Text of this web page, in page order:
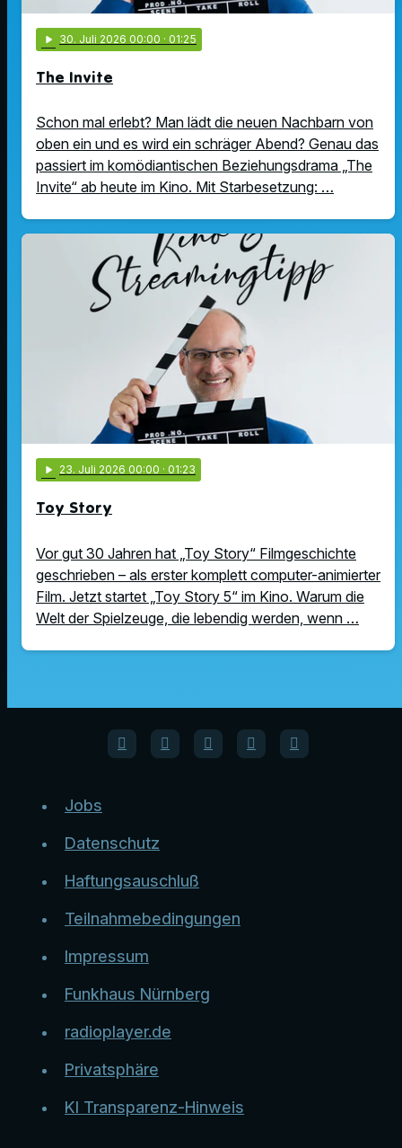
play_arrow 30. Juli 2026 00:00 · 01:25
The Invite
Schon mal erlebt? Man lädt die neuen Nachbarn von
oben ein und es wird ein schräger Abend? Genau das
passiert im komödiantischen Beziehungsdrama „The
Invite“ ab heute im Kino. Mit Starbesetzung: …
play_arrow 23. Juli 2026 00:00 · 01:23
Toy Story
Vor gut 30 Jahren hat „Toy Story“ Filmgeschichte
geschrieben – als erster komplett computer-animierter
Film. Jetzt startet „Toy Story 5“ im Kino. Warum die
Welt der Spielzeuge, die lebendig werden, wenn …
Jobs
Datenschutz
Haftungsauschluß
Teilnahmebedingungen
Impressum
Funkhaus Nürnberg
radioplayer.de
Privatsphäre
KI Transparenz-Hinweis